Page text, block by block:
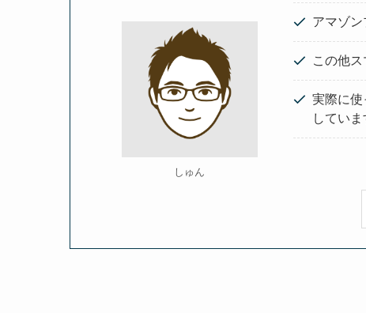
しゅん
アマゾン
この他
実際に使
していま